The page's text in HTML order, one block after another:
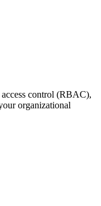
control (RBAC),
organizational